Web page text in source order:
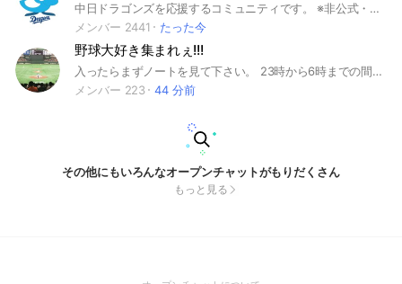
中日ドラゴンズを応援するコミュニティです。 ※非公式・非営利での運営です。
メンバー 2441
たった今
野球大好き集まれぇ!!!
入ったらまずノートを見て下さい。 23時から6時までの間に入られた方は挨拶は要りません 野球が大好きな人大歓迎!!!にわかからガチ勢まで楽しく話しましょう!!! 勿論女性も大歓迎です。
メンバー 223
44 分前
その他にもいろんなオープンチャットがもりだくさん
もっと見る